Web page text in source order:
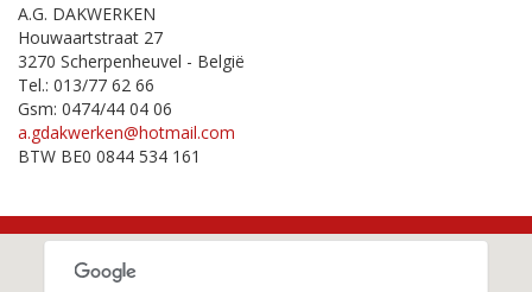
A.G. DAKWERKEN
Houwaartstraat 27
3270 Scherpenheuvel - België
Tel.: 013/77 62 66
Gsm: 0474/44 04 06
a.gdakwerken@hotmail.com
BTW BE0 0844 534 161